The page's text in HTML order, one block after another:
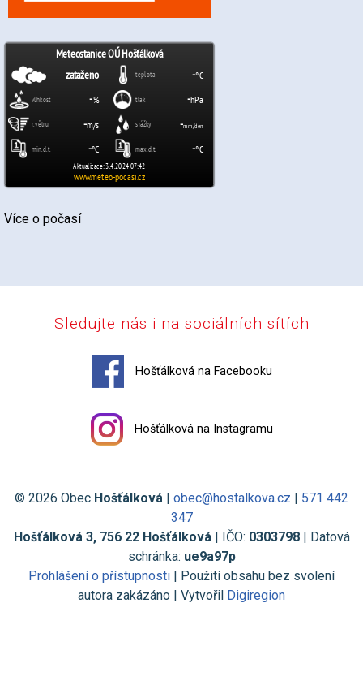
Více o počasí
Sledujte nás i na sociálních sítích
Hošťálková na Facebooku
Hošťálková na Instagramu
© 2026 Obec Hošťálková | obec@hostalkova.cz | 571 442
347
Hošťálková 3, 756 22 Hošťálková| IČO: 0303798| Datová
schránka: ue9a97p
Prohlášení o přístupnosti | Použití obsahu bez svolení
autora zakázáno | Vytvořil Digiregion